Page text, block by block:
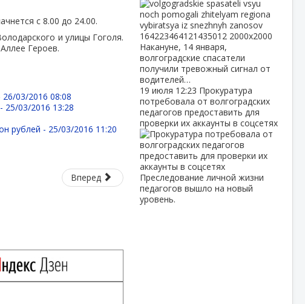
с 8.00 до 24.00.
и улицы Гоголя.
Героев.
26/03/2016 08:08
25/03/2016 13:28
рублей - 25/03/2016 11:20
Вперед
Накануне, 14 января,
волгоградские спасатели
получили тревожный сигнал от
водителей…
19 июля 12:23 Прокуратура
потребовала от волгоградских
педагогов предоставить для
проверки их аккаунты в соцсетях
Преследование личной жизни
педагогов вышло на новый
уровень.